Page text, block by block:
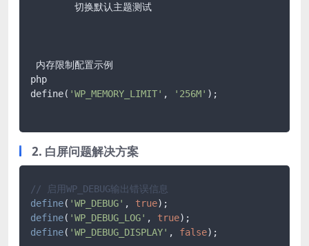
        切换默认主题测试
内存限制配置示例
php
define( 'WP_MEMORY_LIMIT' , '256M' );
2. 白屏问题解决方案
// 启用WP_DEBUG输出错误信息
define( 'WP_DEBUG' , true
define( 'WP_DEBUG_LOG' , true
define( 'WP_DEBUG_DISPLAY' , false);